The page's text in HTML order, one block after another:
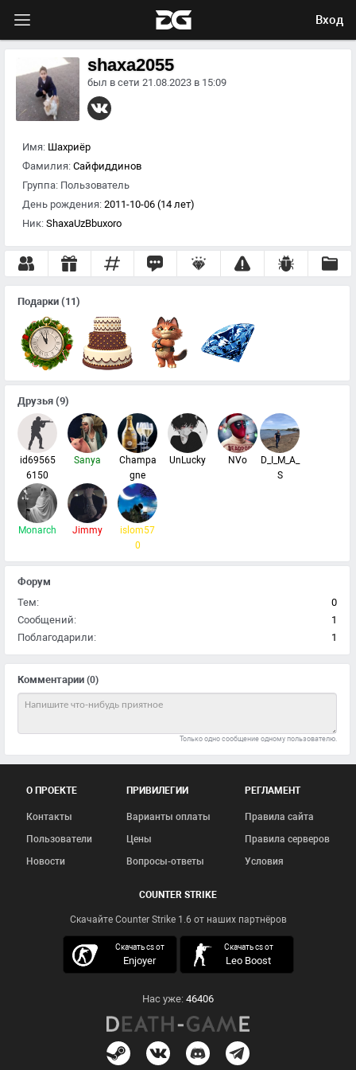
Вход
Имя: Шахриёр
Фамилия: Сайфиддинов
Группа: Пользователь
День рождения: 2011-10-06 (14 лет)
Ник: ShaxaUzBbuxoro
shaxa2055
был в сети 21.08.2023 в 15:09
Комментарии (0)
Только одно сообщение одному пользователю.
Подарки (11)
Друзья (9)
id69565
6150
Sanya
Champa
gne
UnLucky NVo
D_I_M_A_
S
Monarch Jimmy
islom57
0
Форум
Тем:
0
Сообщений:
1
Поблагодарили:
1
О ПРОЕКТЕ
Контакты
Пользователи
Новости
ПРИВИЛЕГИИ
Варианты оплаты
Цены
Вопросы-ответы
РЕГЛАМЕНТ
Правила сайта
Правила серверов
Условия
COUNTER STRIKE
Скачайте Counter Strike 1.6 от наших партнёров
Скачать cs от
Enjoyer
скачать кс 1.6
Скачать cs от
Leo Boost
Нас уже: 46406